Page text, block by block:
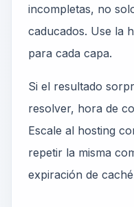
incompletas, no
caducados. Use la
para cada capa.
Si el resultado
resolver, hora de
Escale al hosting
repetir la misma
expiración de